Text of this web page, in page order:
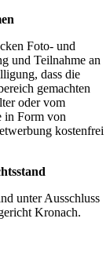
Foto- und
und Teilnahme an
dass die
gemachten
oder vom
in Form von
kostenfrei
unter Ausschluss
Kronach.